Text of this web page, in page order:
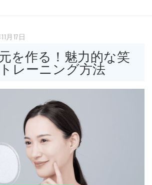
月17日
を作る！魅力的な笑
レーニング方法